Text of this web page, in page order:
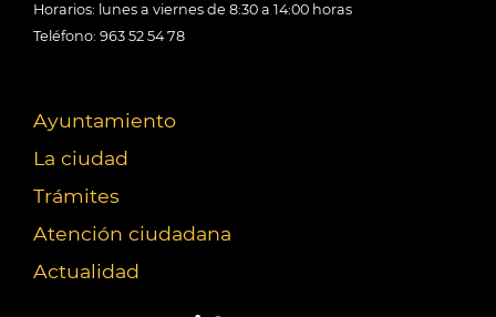
Horarios: lunes a viernes de 8:30 a 14:00 horas
Teléfono: 963 52 54 78
Ayuntamiento
La ciudad
Trámites
Atención ciudadana
Actualidad